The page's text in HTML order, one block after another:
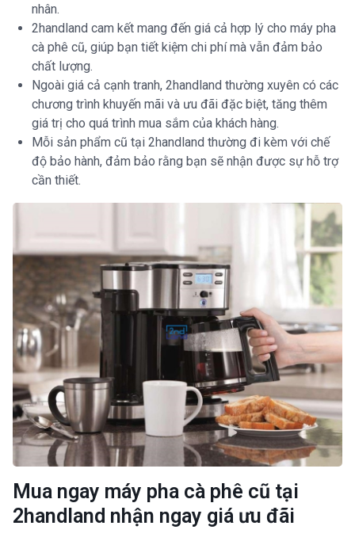
nhân.
2handland cam kết mang đến giá cả hợp lý cho máy pha
cà phê cũ, giúp bạn tiết kiệm chi phí mà vẫn đảm bảo
chất lượng.
Ngoài giá cả cạnh tranh, 2handland thường xuyên có các
chương trình khuyến mãi và ưu đãi đặc biệt, tăng thêm
giá trị cho quá trình mua sắm của khách hàng.
Mỗi sản phẩm cũ tại 2handland thường đi kèm với chế
độ bảo hành, đảm bảo rằng bạn sẽ nhận được sự hỗ trợ
cần thiết.
Mua ngay máy pha cà phê cũ tại
2handland nhận ngay giá ưu đãi